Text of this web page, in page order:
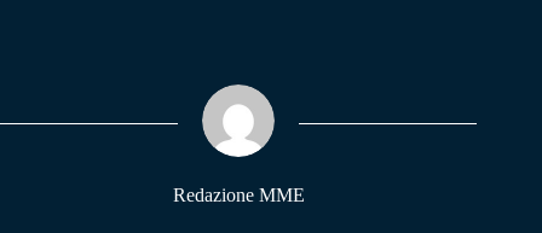
pp m
Redazione MME